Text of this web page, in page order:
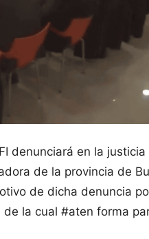
denunciará en la justicia
de la provincia de
de dicha denuncia
la cual #aten forma